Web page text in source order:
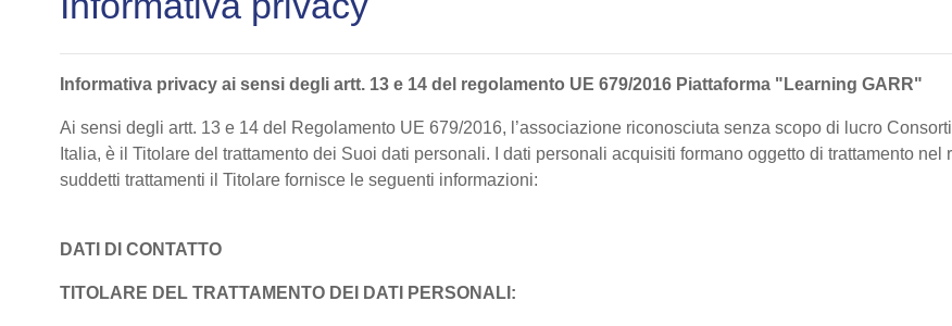
Informativa privacy ai sensi degli artt. 13 e 14 del regolamento UE 679/2016 Piattaforma "Learning GARR"
Ai sensi degli artt. 13 e 14 del Regolamento UE 679/2016, l’associazione riconosciuta senza scopo di lucro
Italia, è il Titolare del trattamento dei Suoi dati personali. I dati personali acquisiti formano oggetto di trattamento
suddetti trattamenti il Titolare fornisce le seguenti informazioni:
DATI DI CONTATTO
TITOLARE DEL TRATTAMENTO DEI DATI PERSONALI: